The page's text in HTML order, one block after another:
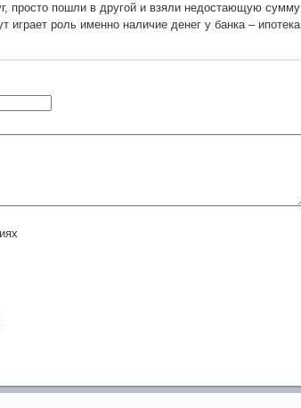
просто пошли в другой и взяли недостающую сумму
роль именно наличие денег у банка – ипотека